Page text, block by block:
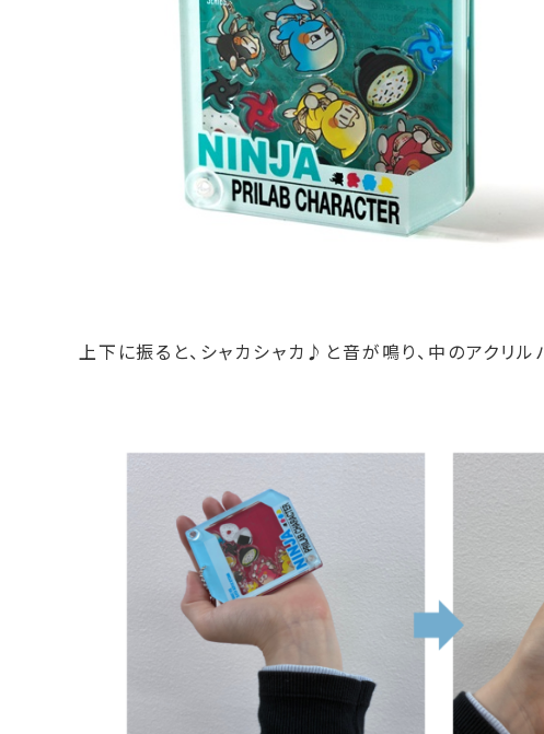
上下に振ると、シャカシャカ♪と音が鳴り、中のアクリル